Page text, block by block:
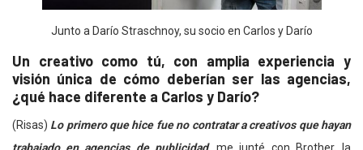
Junto a Darío Straschnoy, su socio en Carlos y Darío
Un creativo como tú, con amplia experiencia y
visión única de cómo deberían ser las agencias,
¿qué hace diferente a Carlos y Darío?
(Risas) Lo primero que hice fue no contratar a creativos que hayan